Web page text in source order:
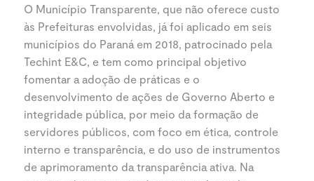
O Município Transparente, que não oferece custo
às Prefeituras envolvidas, já foi aplicado em seis
municípios do Paraná em 2018, patrocinado pela
Techint E&C, e tem como principal objetivo
fomentar a adoção de práticas e o
desenvolvimento de ações de Governo Aberto e
integridade pública, por meio da formação de
servidores públicos, com foco em ética, controle
interno e transparência, e do uso de instrumentos
de aprimoramento da transparência ativa. Na